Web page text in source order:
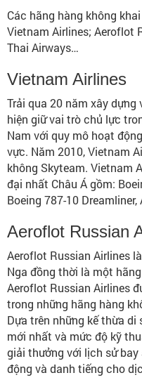
Các hãng hàng không
Vietnam Airlines; Aeroflot
Thai Airways…
Vietnam Airlines
Trải qua 20 năm xây
hiện giữ vai trò chủ lực
Nam với quy mô hoạt
vực. Năm 2010, Vietnam
không Skyteam. Vietnam
đại nhất Châu Á gồm:
Boeing 787-10 Dreamliner,
Aeroflot Russian
Aeroflot Russian Airlines
Nga đồng thời là một
Aeroflot Russian Airlines
trong những hãng hàng
Dựa trên những kế thừa
mới nhất và mức độ kỹ
giải thưởng với lịch sử
động và danh tiếng cho